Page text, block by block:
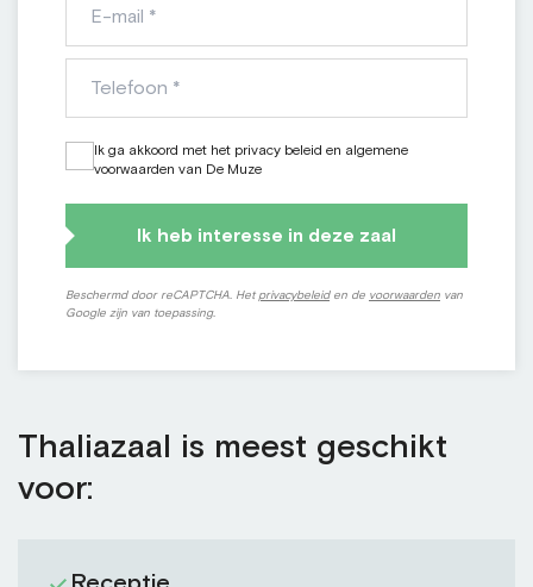
mail
*
Ik ga akkoord met het privacy beleid en algemene
voorwaarden van De Muze
Ik heb interesse in deze zaal
Beschermd door reCAPTCHA. Het privacybeleiden de voorwaarden van
Google zijn van toepassing.
Thaliazaal is meest geschikt
voor: